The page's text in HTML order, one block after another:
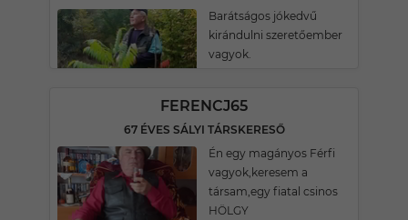
Barátságos jókedvű
kirándulni szeretőember
vagyok.
FERENCJ65
67 ÉVES SÁLYI TÁRSKERESŐ
Én egy magányos Férfi
vagyok,keresem a
társam,egy fiatal csinos
HÖLGY